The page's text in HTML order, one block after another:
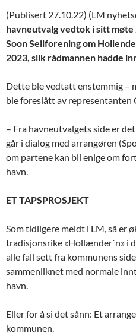
(Publisert 27.10.22) (LM
havneutvalg vedtok i sitt
Soon Seilforening om
2023, slik rådmannen hadde
Dette ble vedtatt enstemmig –
ble foreslått av representanten
– Fra havneutvalgets side er
går i dialog med arrangøren
om partene kan bli enige om
havn.
ET TAPSPROSJEKT
Som tidligere meldt i LM, så er
tradisjonsrike «Hollænder´n» i
alle fall sett fra kommunens
sammenliknet med normale
havn.
Eller for å si det sånn: Et
kommunen.